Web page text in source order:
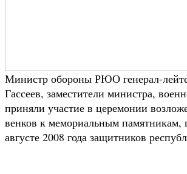
Министр обороны РЮО генерал-
Гассеев, заместители министра,
приняли участие в церемонии
венков к мемориальным памятникам,
августе 2008 года защитников